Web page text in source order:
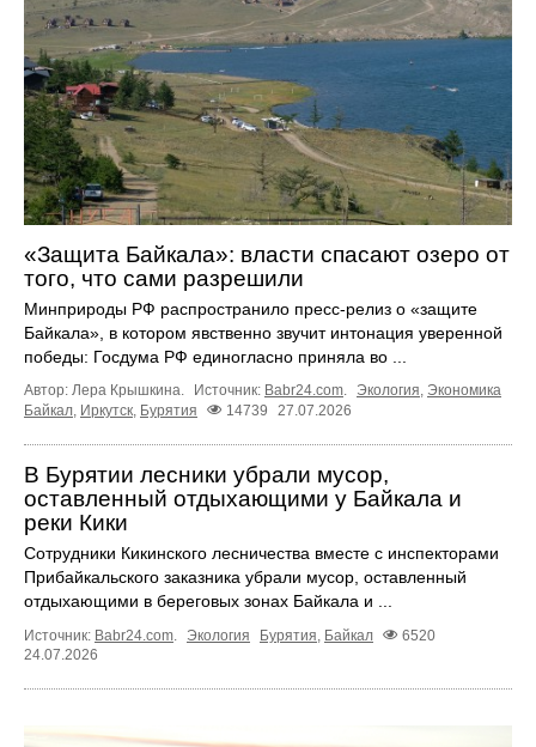
«Защита Байкала»: власти спасают озеро от
того, что сами разрешили
Минприроды РФ распространило пресс-релиз о «защите
Байкала», в котором явственно звучит интонация уверенной
победы: Госдума РФ единогласно приняла во ...
Автор: Лера Крышкина. Источник: Babr24.com Экология Экономика
Байкал Иркутск Бурятия 14739 27.07.2026
В Бурятии лесники убрали мусор,
оставленный отдыхающими у Байкала и
реки Кики
Сотрудники Кикинского лесничества вместе с инспекторами
Прибайкальского заказника убрали мусор, оставленный
отдыхающими в береговых зонах Байкала и ...
Источник: Babr24.com Экология Бурятия Байкал
6520
24.07.2026